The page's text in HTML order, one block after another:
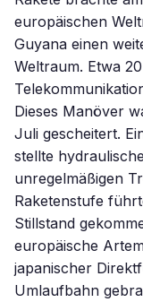
europäischen
Guyana einen
Weltraum. Etwa
Dieses Manöver
Juli gescheitert.
stellte
unregelmäßigen
Raketenstufe
Stillstand
europäische
japanischer
Umlaufbahn